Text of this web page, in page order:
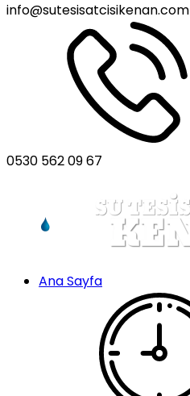
info@sutesisatcisikenan.com
0530 562 09 67
Ana Sayfa